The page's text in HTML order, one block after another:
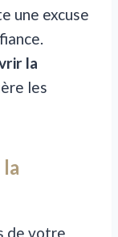
une excuse
la
les
de votre